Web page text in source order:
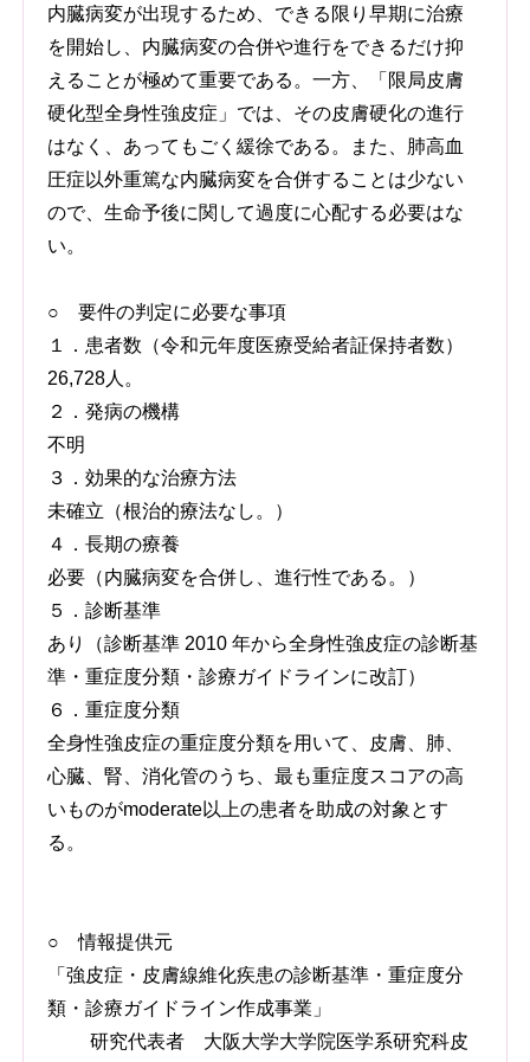
内臓病変が出現するため、できる限り早期に治療
を開始し、内臓病変の合併や進行をできるだけ抑
えることが極めて重要である。一方、「限局皮膚
硬化型全身性強皮症」では、その皮膚硬化の進行
はなく、あってもごく緩徐である。また、肺高血
圧症以外重篤な内臓病変を合併することは少ない
ので、生命予後に関して過度に心配する必要はな
い。
○ 要件の判定に必要な事項
１．患者数（令和元年度医療受給者証保持者数）
26,728人。
２．発病の機構
不明
３．効果的な治療方法
未確立（根治的療法なし。）
４．長期の療養
必要（内臓病変を合併し、進行性である。）
５．診断基準
あり（診断基準 2010 年から全身性強皮症の診断基
準・重症度分類・診療ガイドラインに改訂）
６．重症度分類
全身性強皮症の重症度分類を用いて、皮膚、肺、
心臓、腎、消化管のうち、最も重症度スコアの高
いものがmoderate以上の患者を助成の対象とす
る。
○ 情報提供元
「強皮症・皮膚線維化疾患の診断基準・重症度分
類・診療ガイドライン作成事業」
研究代表者 大阪大学大学院医学系研究科皮